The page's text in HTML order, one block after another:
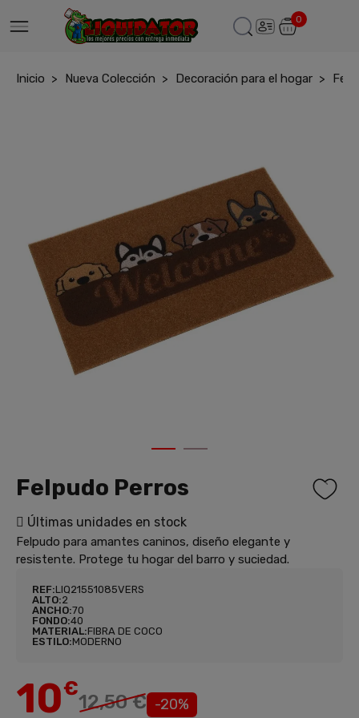
0
Inicio Nueva Colección Decoración para el hogar
Felpudo Perros
Últimas unidades en stock
Felpudo para amantes caninos, diseño elegante y
resistente. Protege tu hogar del barro y suciedad.
REF:LIQ21551085VERS
ALTO:2
ANCHO:70
FONDO:40
MATERIAL:FIBRA DE COCO
ESTILO:MODERNO
10€
12,50 € -20%